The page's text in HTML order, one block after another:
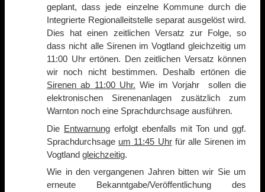
geplant, dass jede einzelne Kommune durch die
Integrierte Regionalleitstelle separat ausgelöst wird.
Dies hat einen zeitlichen Versatz zur Folge, so
dass nicht alle Sirenen im Vogtland gleichzeitig um
11:00 Uhr ertönen. Den zeitlichen Versatz können
wir noch nicht bestimmen. Deshalb ertönen die
Sirenen ab 11:00 Uhr. Wie im Vorjahr sollen die
elektronischen Sirenenanlagen zusätzlich zum
Warnton noch eine Sprachdurchsage ausführen.
Die Entwarnung erfolgt ebenfalls mit Ton und ggf.
Sprachdurchsage um 11:45 Uhrfür alle Sirenen im
Vogtlandgleichzeitig.
Wie in den vergangenen Jahren bitten wir Sie um
erneute Bekanntgabe/Veröffentlichung des